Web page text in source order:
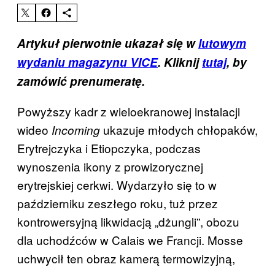
Artykuł pierwotnie ukazał się wlutowym
wydaniu magazynu VICE. Kliknijtutaj, by
zamówić prenumeratę.
Powyższy kadr z wieloekranowej instalacji
wideo Incoming ukazuje młodych chłopaków,
Erytrejczyka i Etiopczyka, podczas
wynoszenia ikony z prowizorycznej
erytrejskiej cerkwi. Wydarzyło się to w
październiku zeszłego roku, tuż przez
kontrowersyjną likwidacją „dżungli”, obozu
dla uchodźców w Calais we Francji. Mosse
uchwycił ten obraz kamerą termowizyjną,